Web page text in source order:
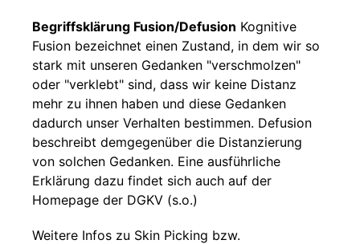
Begriffsklärung Fusion/Defusion Kognitive
Fusion bezeichnet einen Zustand, in dem wir so
stark mit unseren Gedanken "verschmolzen"
oder "verklebt" sind, dass wir keine Distanz
mehr zu ihnen haben und diese Gedanken
dadurch unser Verhalten bestimmen. Defusion
beschreibt demgegenüber die Distanzierung
von solchen Gedanken. Eine ausführliche
Erklärung dazu findet sich auch auf der
Homepage der DGKV (s.o.)
Weitere Infos zu Skin Picking bzw.